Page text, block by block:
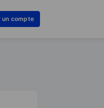
un compte